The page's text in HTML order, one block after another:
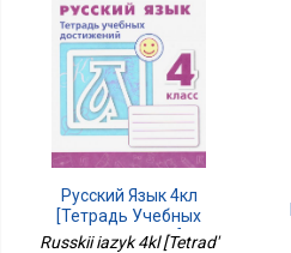
Русский Язык 4кл
[Тетрадь Учебных
Достижений]
Russkii iazyk 4kl [Tetrad'